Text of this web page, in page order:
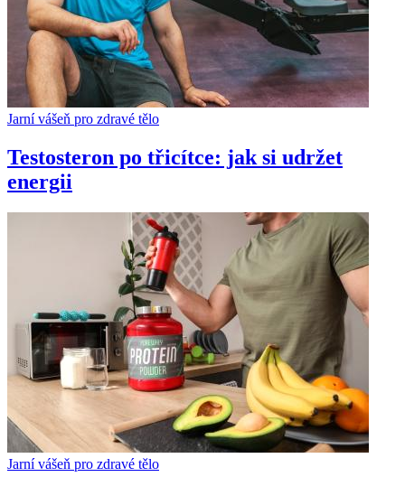
Jarní vášeň pro zdravé tělo
Testosteron po třicítce: jak si udržet
energii
Jarní vášeň pro zdravé tělo